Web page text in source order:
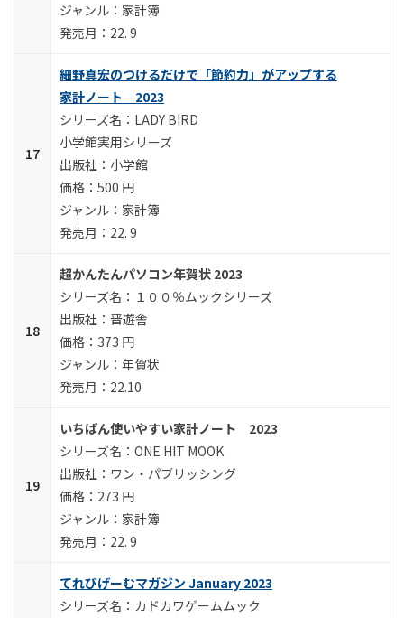
家計簿
22. 9
細野真宏のつけるだけで「節約力」がアップする
家計ノート 2023
LADY BIRD
小学館実用シリーズ
小学館
500 円
家計簿
22. 9
超かんたんパソコン年賀状 2023
１００％ムックシリーズ
晋遊舎
373 円
年賀状
22.10
いちばん使いやすい家計ノート 2023
ONE HIT MOOK
ワン・パブリッシング
273 円
家計簿
22. 9
てれびげーむマガジン January 2023
カドカワゲームムック